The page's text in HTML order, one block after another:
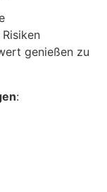
genießen zu
: